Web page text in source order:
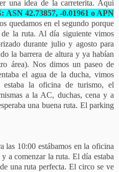
una idea de la carreterita. Aquí
ASN 42.73857, -0.01961 o APN
quedamos en el segundo porque
de la ruta. Al día siguiente vimos
durante julio y agosto para
la barrera de altura y ya habían
área). Nos dimos un paseo de
el agua de la ducha, vimos
la oficina de turismo, el
a la AC, duchas, cena y a
una buena ruta. El parking
las 10:00 estábamos en la oficina
a comenzar la ruta. El día estaba
una ruta perfecta. El circo se ve